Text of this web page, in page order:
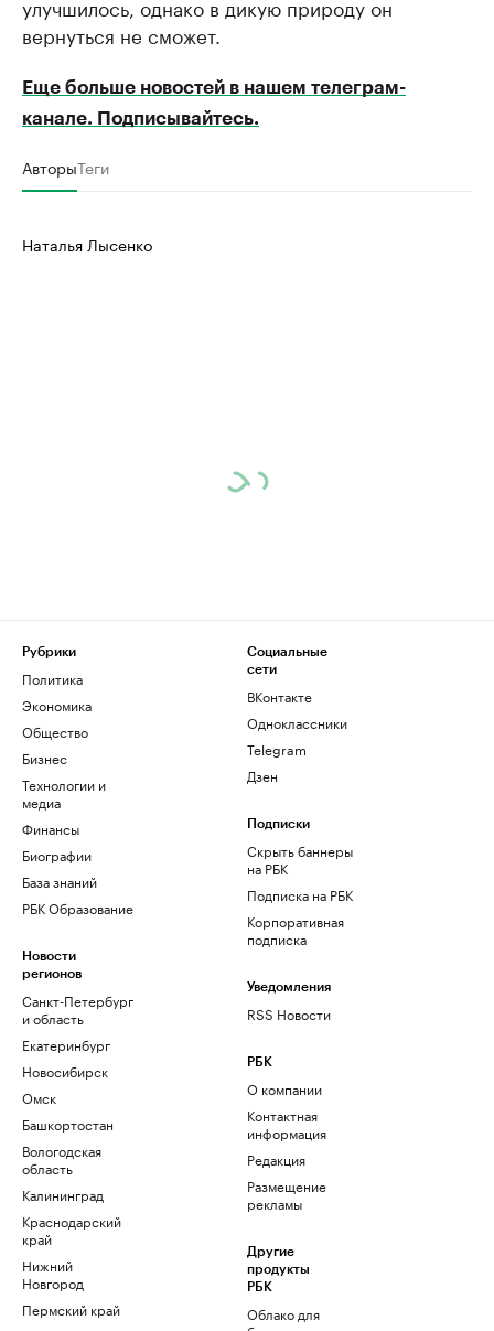
улучшилось, однако в дикую природу он
вернуться не сможет.
Еще больше новостей в нашем телеграм-
канале. Подписывайтесь.
АвторыТеги
Наталья Лысенко
Рубрики
Политика
Экономика
Общество
Бизнес
Технологии и
медиа
Финансы
Биографии
База знаний
РБК Образование
Новости
регионов
Санкт-Петербург
и область
Екатеринбург
Новосибирск
Омск
Башкортостан
Вологодская
область
Калининград
Краснодарский
край
Нижний
Новгород
Пермский край
Социальные
сети
ВКонтакте
Одноклассники
Telegram
Дзен
Подписки
Скрыть баннеры
на РБК
Подписка на РБК
Корпоративная
подписка
Уведомления
RSS Новости
РБК
О компании
Контактная
информация
Редакция
Размещение
рекламы
Другие
продукты
РБК
Облако для